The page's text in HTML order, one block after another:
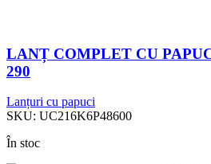
LANȚ COMPLET CU
290
Lanțuri cu papuci
SKU: UC216K6P48600
În stoc